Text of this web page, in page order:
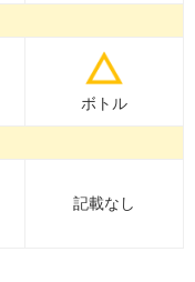
ボトル
記載なし